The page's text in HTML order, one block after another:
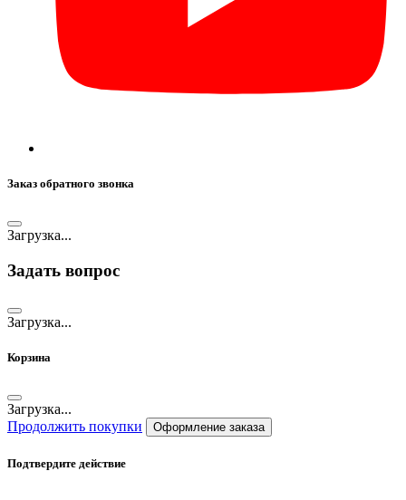
Заказ обратного звонка
Загрузка...
Задать вопрос
Загрузка...
Корзина
Загрузка...
Продолжить покупки
Оформление заказа
Подтвердите действие